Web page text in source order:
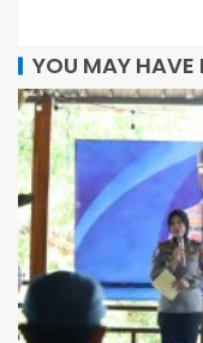
YOU MAY HAVE